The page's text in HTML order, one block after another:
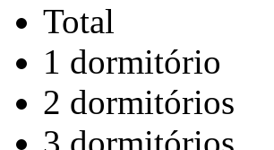
Total
1 dormitório
2 dormitórios